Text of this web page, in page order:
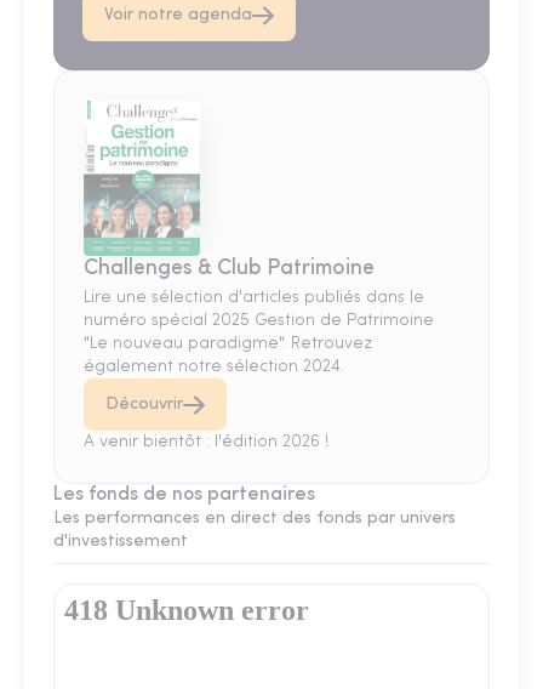
Voir notre agenda
Challenges & Club Patrimoine
Lire une sélection d'articles publiés dans le
numéro spécial 2025 Gestion de Patrimoine
"Le nouveau paradigme". Retrouvez
également notre sélection 2024.
Découvrir
A venir bientôt : l'édition 2026 !
Les fonds de nos partenaires
Les performances en direct des fonds par univers
d'investissement